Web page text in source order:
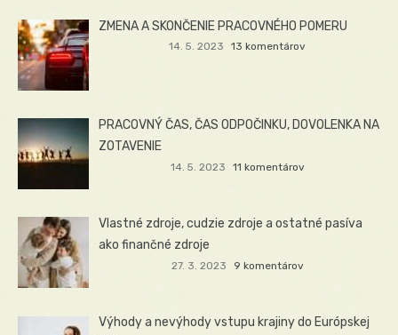
ZMENA A SKONČENIE PRACOVNÉHO POMERU
14. 5. 2023 13 komentárov
PRACOVNÝ ČAS, ČAS ODPOČINKU, DOVOLENKA NA
ZOTAVENIE
14. 5. 2023 11 komentárov
Vlastné zdroje, cudzie zdroje a ostatné pasíva
ako finančné zdroje
27. 3. 2023 9 komentárov
Výhody a nevýhody vstupu krajiny do Európskej